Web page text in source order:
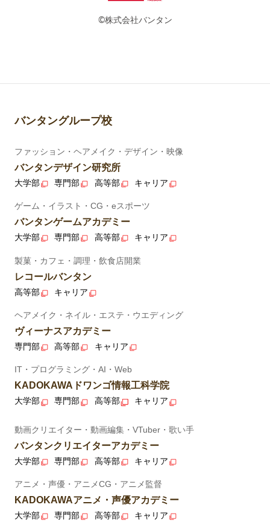
©株式会社バンタン
バンタングループ校
ファッション・ヘアメイク・デザイン・映像
バンタンデザイン研究所
大学部 専門部 高等部 キャリア
ゲーム・イラスト・CG・eスポーツ
バンタンゲームアカデミー
大学部 専門部 高等部 キャリア
製菓・カフェ・調理・飲食店開業
レコールバンタン
高等部 キャリア
ヘアメイク・ネイル・エステ・ウエディング
ヴィーナスアカデミー
専門部 高等部 キャリア
IT・プログラミング・AI・Web
KADOKAWAドワンゴ情報工科学院
大学部 専門部 高等部 キャリア
動画クリエイター・動画編集・VTuber・歌い手
バンタンクリエイターアカデミー
大学部 専門部 高等部 キャリア
アニメ・声優・アニメCG・アニメ監督
KADOKAWAアニメ・声優アカデミー
大学部 専門部 高等部 キャリア